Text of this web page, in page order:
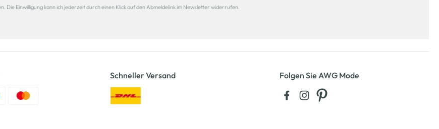
Die Einwilligung kann ich jederzeit durch einen Klick auf den Abmeldelink im Newsletter widerrufen.
Schneller Versand Folgen Sie AWG Mode